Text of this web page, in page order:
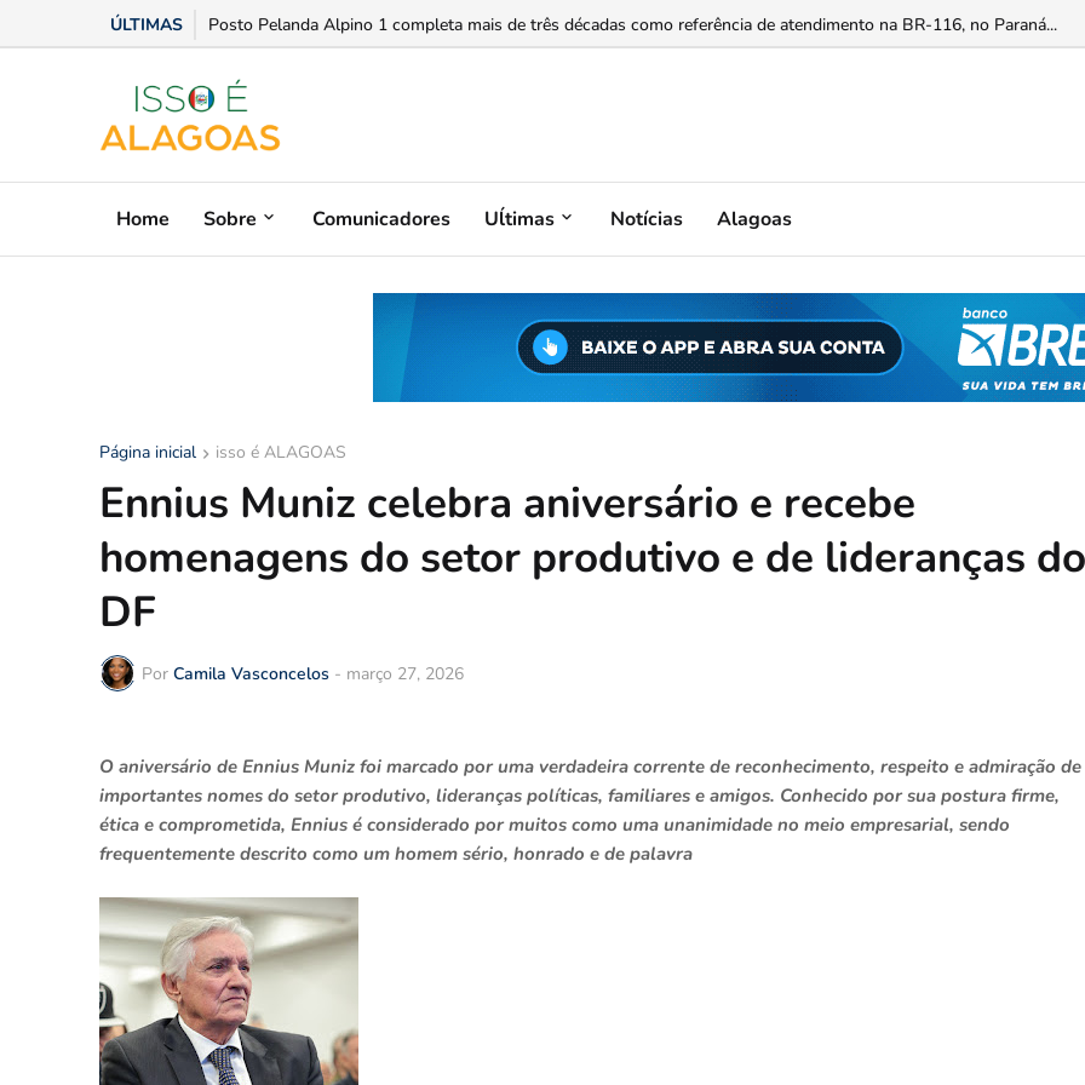
ÚLTIMAS Em conversa com Hugo Motta, Arthur Lira admite que disputará vaga na Câmara Federal...
Home Sobre Comunicadores Uĺtimas Notícias Alagoas
Página inicial isso é ALAGOAS
Ennius Muniz celebra aniversário e recebe
homenagens do setor produtivo e de lideranças do
DF
Por Camila Vasconcelos - março 27, 2026
O aniversário de Ennius Muniz foi marcado por uma verdadeira corrente de reconhecimento, respeito e admiração de
importantes nomes do setor produtivo, lideranças políticas, familiares e amigos. Conhecido por sua postura firme,
ética e comprometida, Ennius é considerado por muitos como uma unanimidade no meio empresarial, sendo
frequentemente descrito como um homem sério, honrado e de palavra